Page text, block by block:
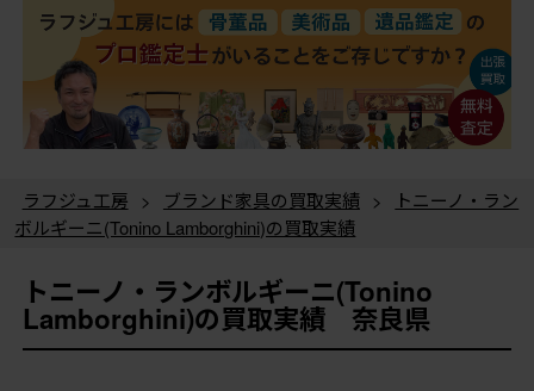
ラフジュ工房 > ブランド家具の買取実績 >
トニーノ・ラン
ボルギーニ(Tonino Lamborghini)の買取実績
トニーノ・ランボルギーニ(Tonino
Lamborghini)の買取実績 奈良県